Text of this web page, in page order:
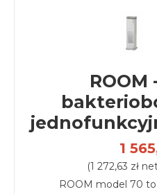
ROOM
1
(1 272,63 zł
ROOM model 70